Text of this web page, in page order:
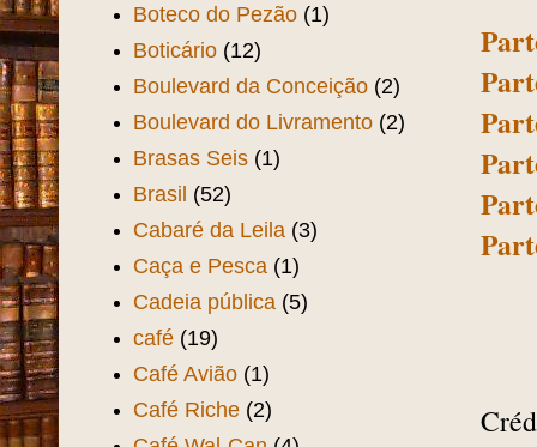
Boteco do Pezão (1)
Boticário (12)
Boulevard da Conceição (2)
Boulevard do Livramento (2)
Brasas Seis (1)
Brasil (52)
Cabaré da Leila (3)
Caça e Pesca (1)
Cadeia pública (5)
café (19)
Café Avião (1)
Café Riche (2)